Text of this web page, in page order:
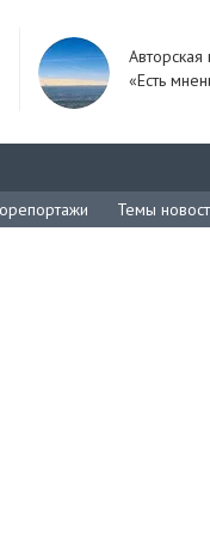
Авторская
«Есть
Темы